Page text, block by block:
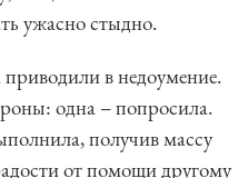
ужасно стыдно.
в недоумение.
одна – попросила.
получив массу
от помощи другому